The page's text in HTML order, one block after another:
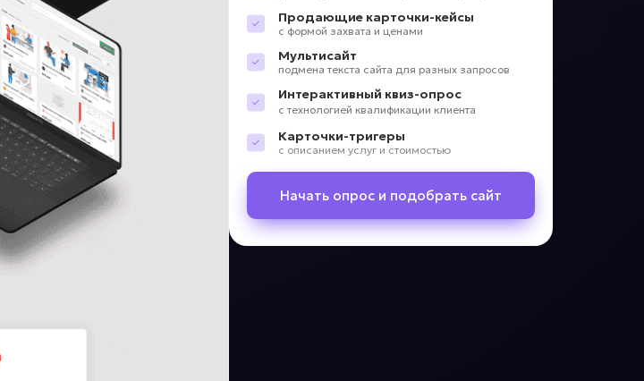
Продающие карточки-кейсы
с формой захвата и ценами
Мультисайт
подмена текста сайта для разных запросов
Интерактивный квиз-опрос
с технологией квалификации клиента
Карточки-тригеры
с описанием услуг и стоимостью
Начать опрос и подобрать сайт